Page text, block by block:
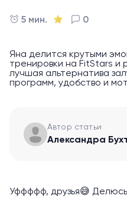
5 мин. 0
Яна делится крутыми
тренировки на FitStars и
лучшая альтернатива
программ, удобство и
Автор статьи
Александра
Уффффф, друзья😅